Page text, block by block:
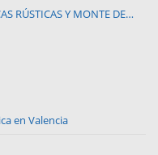
RÚSTICAS Y MONTE DE
en Valencia